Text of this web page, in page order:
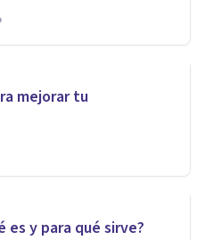
mejorar tu
es y para qué sirve?